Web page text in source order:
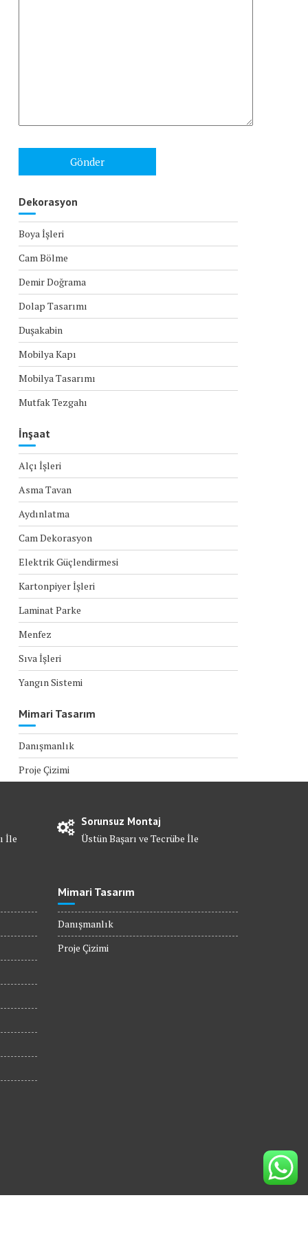
Dekorasyon
Boya İşleri
Cam Bölme
Demir Doğrama
Dolap Tasarımı
Duşakabin
Mobilya Kapı
Mobilya Tasarımı
Mutfak Tezgahı
İnşaat
Alçı İşleri
Asma Tavan
Aydınlatma
Cam Dekorasyon
Elektrik Güçlendirmesi
Kartonpiyer İşleri
Laminat Parke
Menfez
Sıva İşleri
Yangın Sistemi
Mimari Tasarım
Danışmanlık
Proje Çizimi
İle
Sorunsuz Montaj
Üstün Başarı ve Tecrübe İle
Mimari Tasarım
Danışmanlık
Proje Çizimi